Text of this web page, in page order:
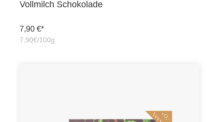
Vollmilch Schokolade
7,90 €*
7,90€/100g